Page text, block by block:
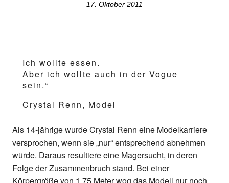
17. Oktober 2011
Ich wollte essen.
Aber ich wollte auch in der Vogue
sein.“
Crystal Renn, Model
Als 14-jährige wurde Crystal Renn eine Modelkarriere
versprochen, wenn sie „nur“ entsprechend abnehmen
würde. Daraus resultiere eine Magersucht, in deren
Folge der Zusammenbruch stand. Bei einer